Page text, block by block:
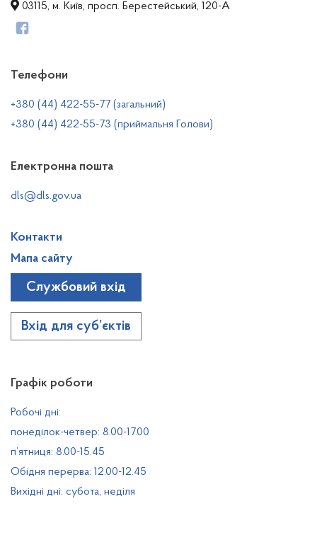
03115, м. Київ, просп. Берестейський, 120-А
Графік роботи
Робочі дні:
понеділок-четвер: 8.00-17.00
п’ятниця: 8.00-15.45
Обідня перерва: 12.00-12.45
Вихідні дні: субота, неділя
Телефони
+380 (44) 422-55-77 (загальний)
+380 (44) 422-55-73 (приймальня Голови)
Електронна пошта
dls@dls.gov.ua
Контакти
Мапа сайту
Службовий вхід
Вхід для суб’єктів